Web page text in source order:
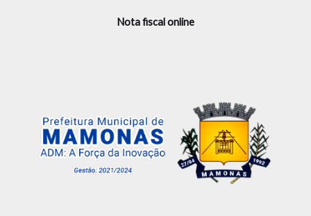
Nota fiscal online